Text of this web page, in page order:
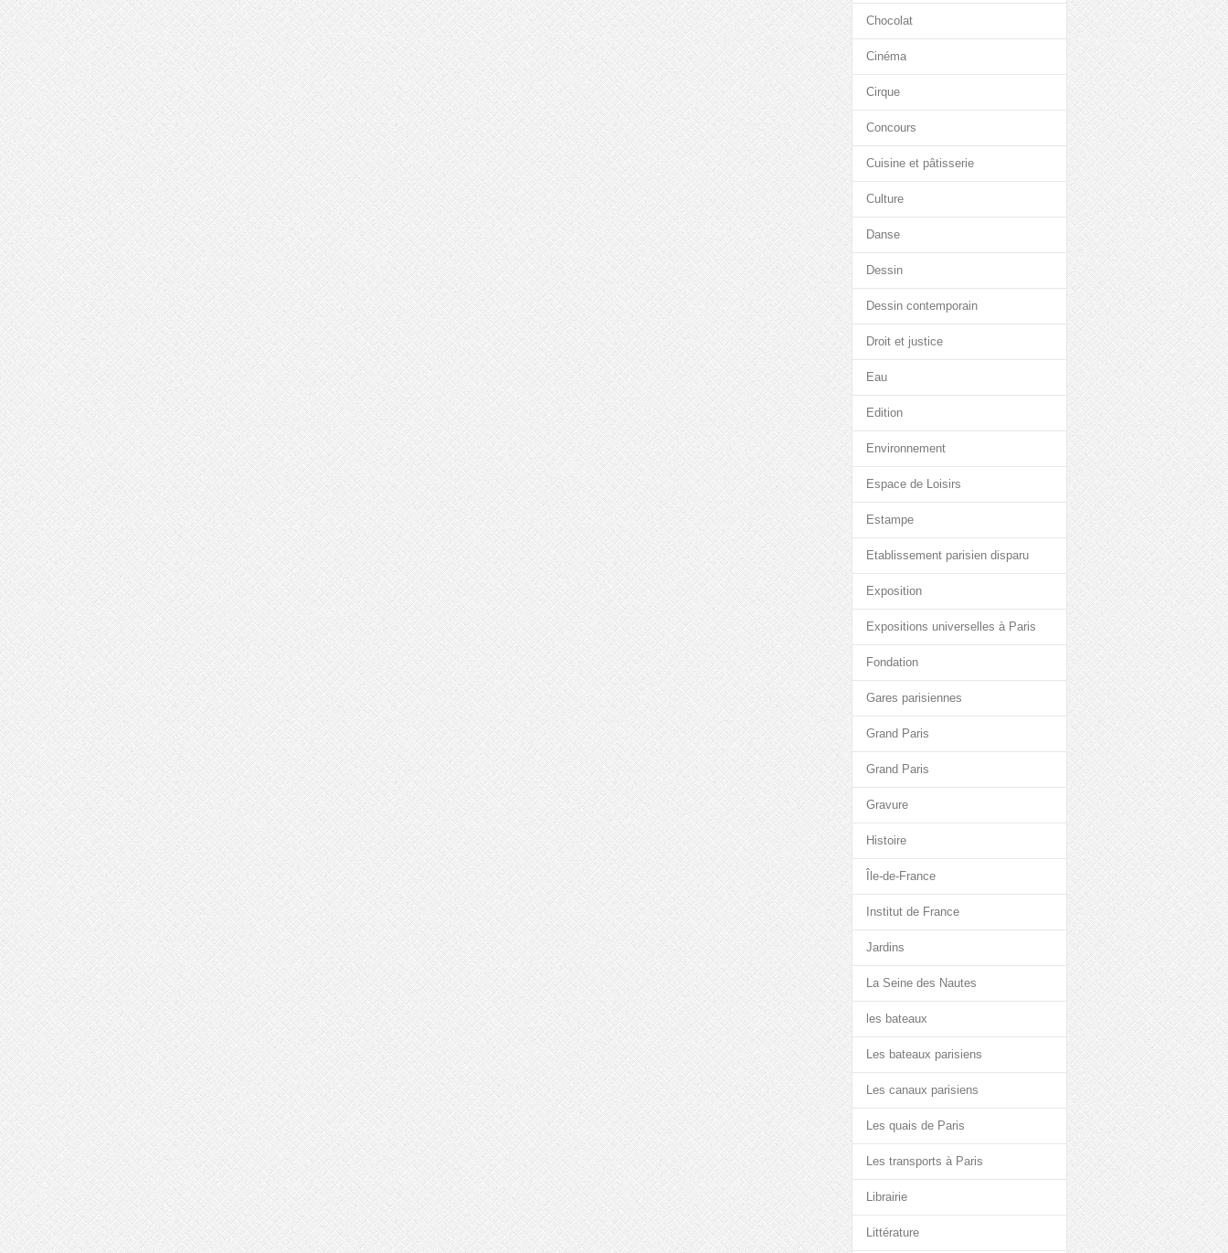
Chocolat
Cinéma
Cirque
Concours
Cuisine et pâtisserie
Culture
Danse
Dessin
Dessin contemporain
Droit et justice
Eau
Edition
Environnement
Espace de Loisirs
Estampe
Etablissement parisien disparu
Exposition
Expositions universelles à Paris
Fondation
Gares parisiennes
Grand Paris
Grand Paris
Gravure
Histoire
Île-de-France
Institut de France
Jardins
La Seine des Nautes
les bateaux
Les bateaux parisiens
Les canaux parisiens
Les quais de Paris
Les transports à Paris
Librairie
Littérature